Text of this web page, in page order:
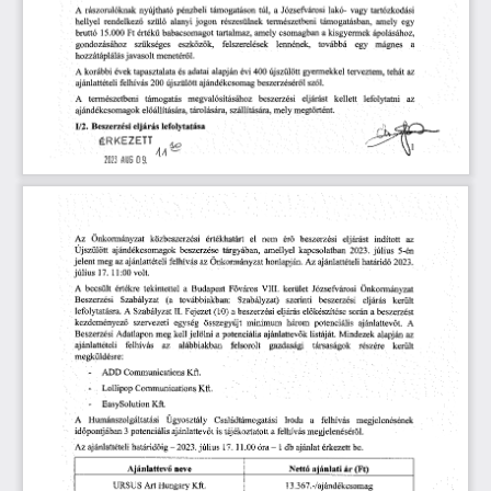
A rászorulóknak nyújtható pénzbeli támogatáson túl, a Józsefvárosi lakó- vagy tartózkodási
hellyel rendelkező szülő alanyi jogon részesülnek természetbeni támogatásban, amely egy
bruttó 15.000 Ft értékű babacsomagot tartalmaz, amely csomagban a kisgyermek ápolásához,
gondozásához
szükséges eszközök, felszerelések lennének, továbbá egy mágnes
a
hozzátáplálás javasolt menetéről
A korábbi évek tapasztalata és adatai alapján évi 400 újszülött gyermekkel terveztem, tehát az
ajánlattételi felhívás 200 újszülött ajándékcsomag beszerzéséről szól.
A természetbeni támogatás megvalósításához beszerzési eljárást kellett lefolytatni
az
ajándékcsomagok előállítására, tárolására, szállítására, mely megtörtént.
1/2. Beszerzési eljárás lefolytatása
ÉRKEZETT
4/1
2023 AUG 09.
Az Önkormányzat közbeszerzési értékhatárt el nem érő beszerzési eljárást indított
az
Újszülött ajándékcsomagok beszerzése tárgyában, amellyel kapcsolatban 2023. július 5-én
jelent meg az ajánlattételi felhívás az Önkormányzat honlapján. Az ajánlattételi határidő 2023.
július 17. 11:00 volt
A
becsült értékre tekintettel a Budapest Főváros VIII. kerület Józsefvárosi Önkormányzat
Beszerzési
Szabályzat (a továbbiakban: Szabályzat) szerinti beszerzési eljárás
került
lefolytatásra. A Szabályzat II. Fejezet (10) a beszerzési eljárás előkészítése során a beszerzést
kezdeményező
szervezeti egység összegyűjt minimum három potenciális ajánlattevőt.
A
Beszerzési Adatlapon meg kell jelölni a potenciális ajánlattevők listáját. Mindezek alapján az
ajánlattételi
felhívás az alábbiakban felsorolt gazdasági társaságok részére
került
megküldésre:
- ADD Communications
- Lollipop Communications Kft.
- EasySolution
A
Humánszolgáltatási Ügyosztály Családtámogatási Iroda a felhívás
megjelenésének
időpontjában 3 potenciális ajánlattevőt is tájékoztatott a felhívás megjelenéséről.
Az ajánlattételi határidőig-2023. július 17. 11.00 óra-1 db ajánlat érkezett be.
Ajánlattevő neve Nettó ajánlati ár (Ft)
URSUS Art Hungary Kft. 13.367.-/ajándékcsomag